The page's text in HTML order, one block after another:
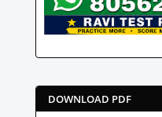
DOWNLOAD PDF